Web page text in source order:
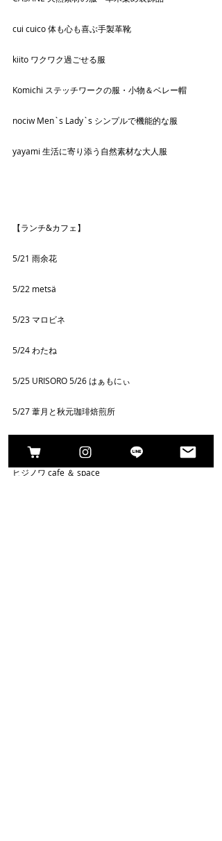
cui cuico 体も心も喜ぶ手製革靴
kiito ワクワク過ごせる服
Komichi ステッチワークの服・小物＆ベレー帽
nociw Men`s Lady`s シンプルで機能的な服
yayami 生活に寄り添う自然素材な大人服
【ランチ&カフェ】
5/21 雨余花
5/22 metsä
5/23 マロビネ
5/24 わたね
5/25 URISORO 5/26 はぁもにぃ
5/27 葦月と秋元珈琲焙煎所
ヒジノワ cafe ＆ space